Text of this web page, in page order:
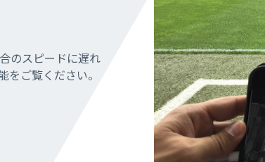
のスピードに遅れ
ご覧ください。
のスピードに遅れ
ご覧ください。
のスピードに遅れ
ご覧ください。